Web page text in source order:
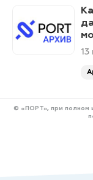
© «ПОРТ», при полном